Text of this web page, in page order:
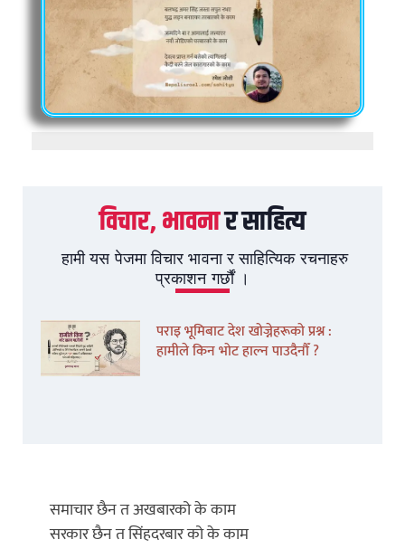
विचार, भावनार साहित्य
हामी यस पेजमा विचार भावना र साहित्यिक रचनाहरु
प्रकाशन गर्छौं ।
पराइ भूमिबाट देश खोज्नेहरूको प्रश्न :
हामीले किन भोट हाल्न पाउदैनौँ ?
समाचार छैन त अखबारको के काम
सरकार छैन त सिंहदरबार को के काम